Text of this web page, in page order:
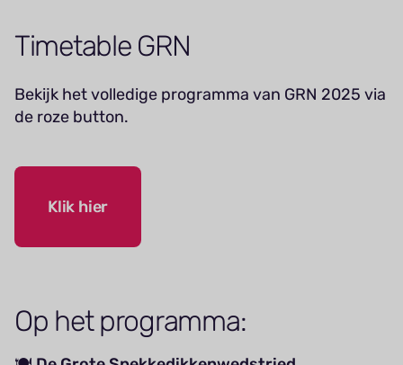
Timetable GRN
Bekijk het volledige programma van GRN 2025 via
de roze button.
Klik hier
Op het programma: